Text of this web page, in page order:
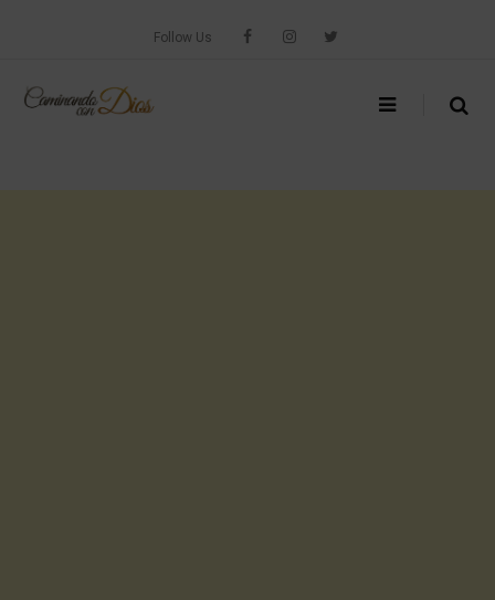
Follow Us